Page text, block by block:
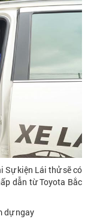
Sự kiện Lái thử sẽ có
dẫn từ Toyota Bắc
dự ngay